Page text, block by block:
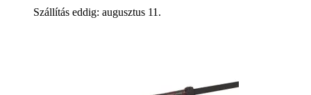
Szállítás eddig: augusztus 11.